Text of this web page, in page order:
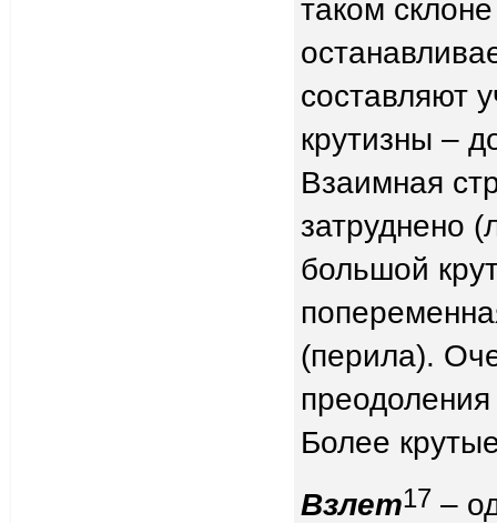
таком
составляют
крутизны –
Взаимная
затруднено
большой
(перила).
Более
Взлет17 –